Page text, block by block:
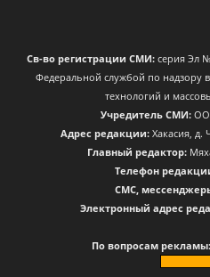
Св-во регистрации СМИ: серия Эл
Федеральной службой по надзору
технологий и
Учредитель СМИ:
Адрес редакции:Хакасия, д.
Главный редактор:
Телефон
CМС,
Электронный адрес
По вопросам рекламы: